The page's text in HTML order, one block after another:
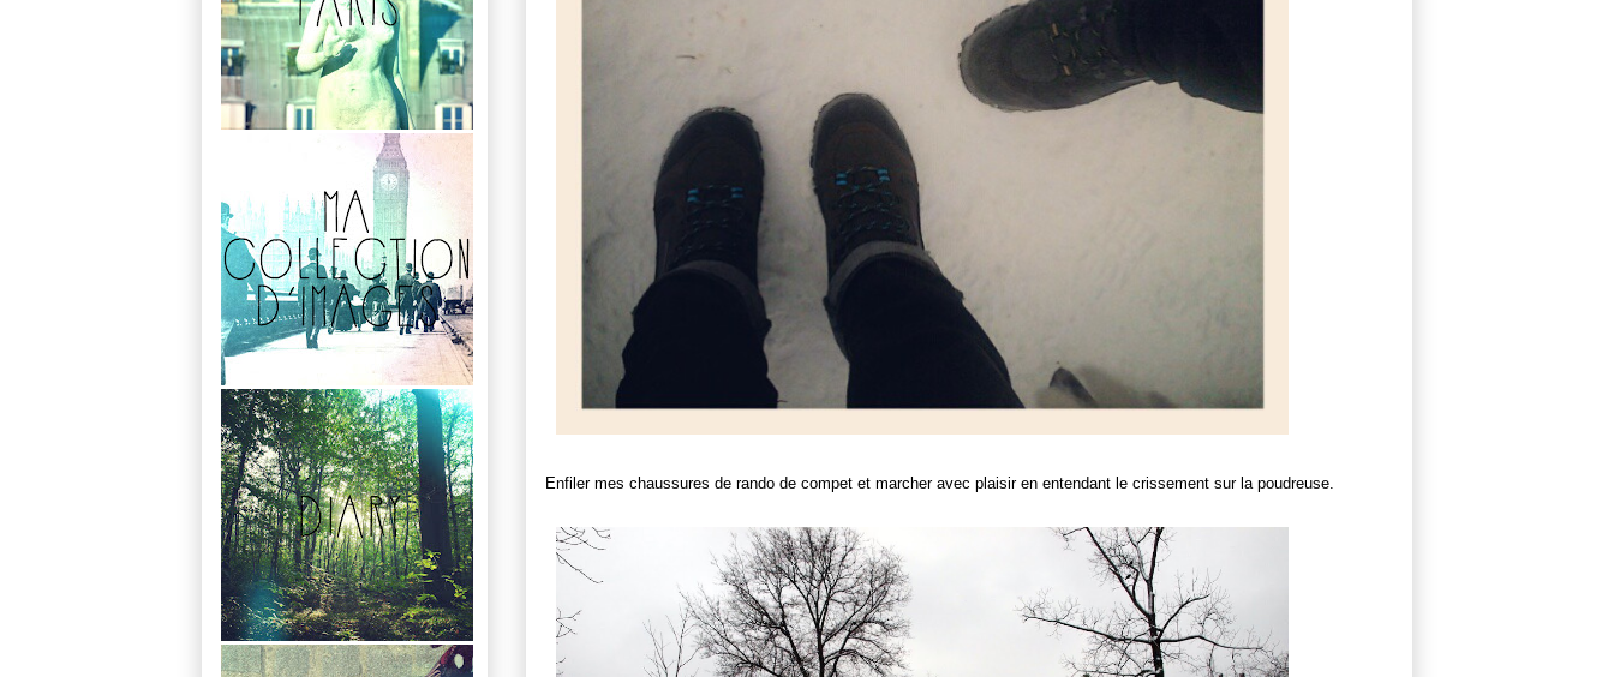
Enfiler mes chaussures de rando de compet et marcher avec plaisir en entendant le crissement sur la poudreuse.